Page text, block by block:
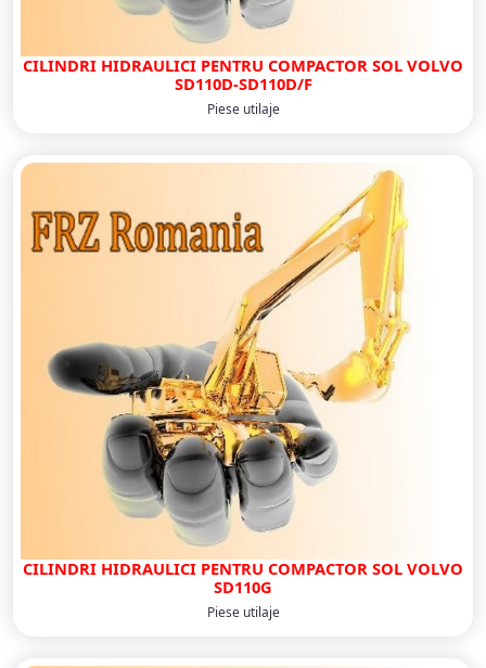
CILINDRI HIDRAULICI PENTRU COMPACTOR SOL VOLVO
SD110D-SD110D/F
Piese utilaje
CILINDRI HIDRAULICI PENTRU COMPACTOR SOL VOLVO
SD110G
Piese utilaje